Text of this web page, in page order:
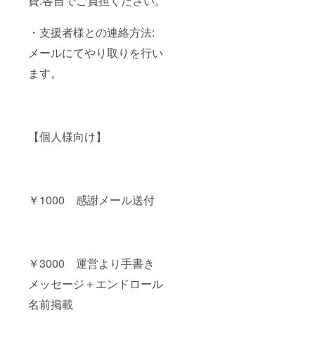
・支援者様との連絡方法:
メールにてやり取りを行い
ます。
【個人様向け】
￥1000 感謝メール送付
￥3000 運営より手書き
メッセージ＋エンドロール
名前掲載